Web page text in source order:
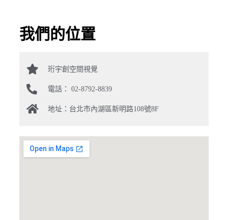
我們的位置
珩宇創空間視覺
電話： 02-8792-8839
地址：台北市內湖區新明路108號8F